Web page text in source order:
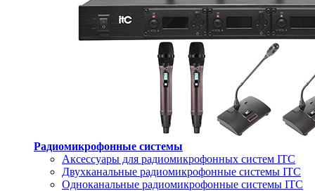
Радиомикрофонные системы
Аксессуары для радиомикрофонных систем ITC
Двухканальные радиомикрофонные системы ITC
Одноканальные радиомикрофонные системы ITC